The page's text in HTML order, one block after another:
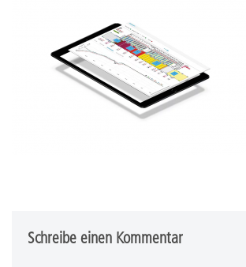
Schreibe einen Kommentar